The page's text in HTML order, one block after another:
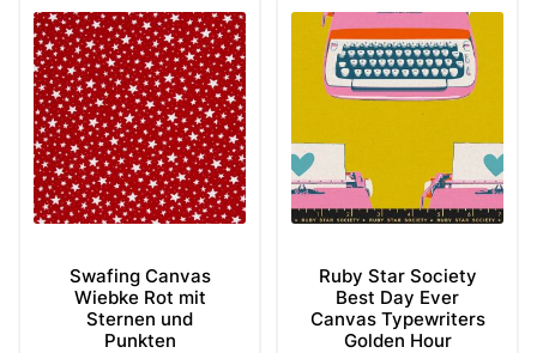
Swafing Canvas
Wiebke Rot mit
Sternen und
Punkten
Ruby Star Society
Best Day Ever
Canvas Typewriters
Golden Hour